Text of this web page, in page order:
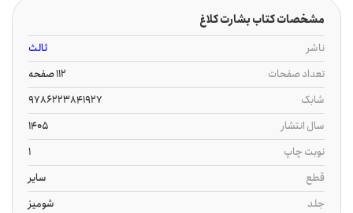
مشخصات کتاب بشارت کلاغ
ناشر
ثالث
تعداد صفحات
112 صفحه
شابک
9786223841927
سال انتشار
1405
نوبت چاپ
1
قطع
سایر
جلد
شومیز